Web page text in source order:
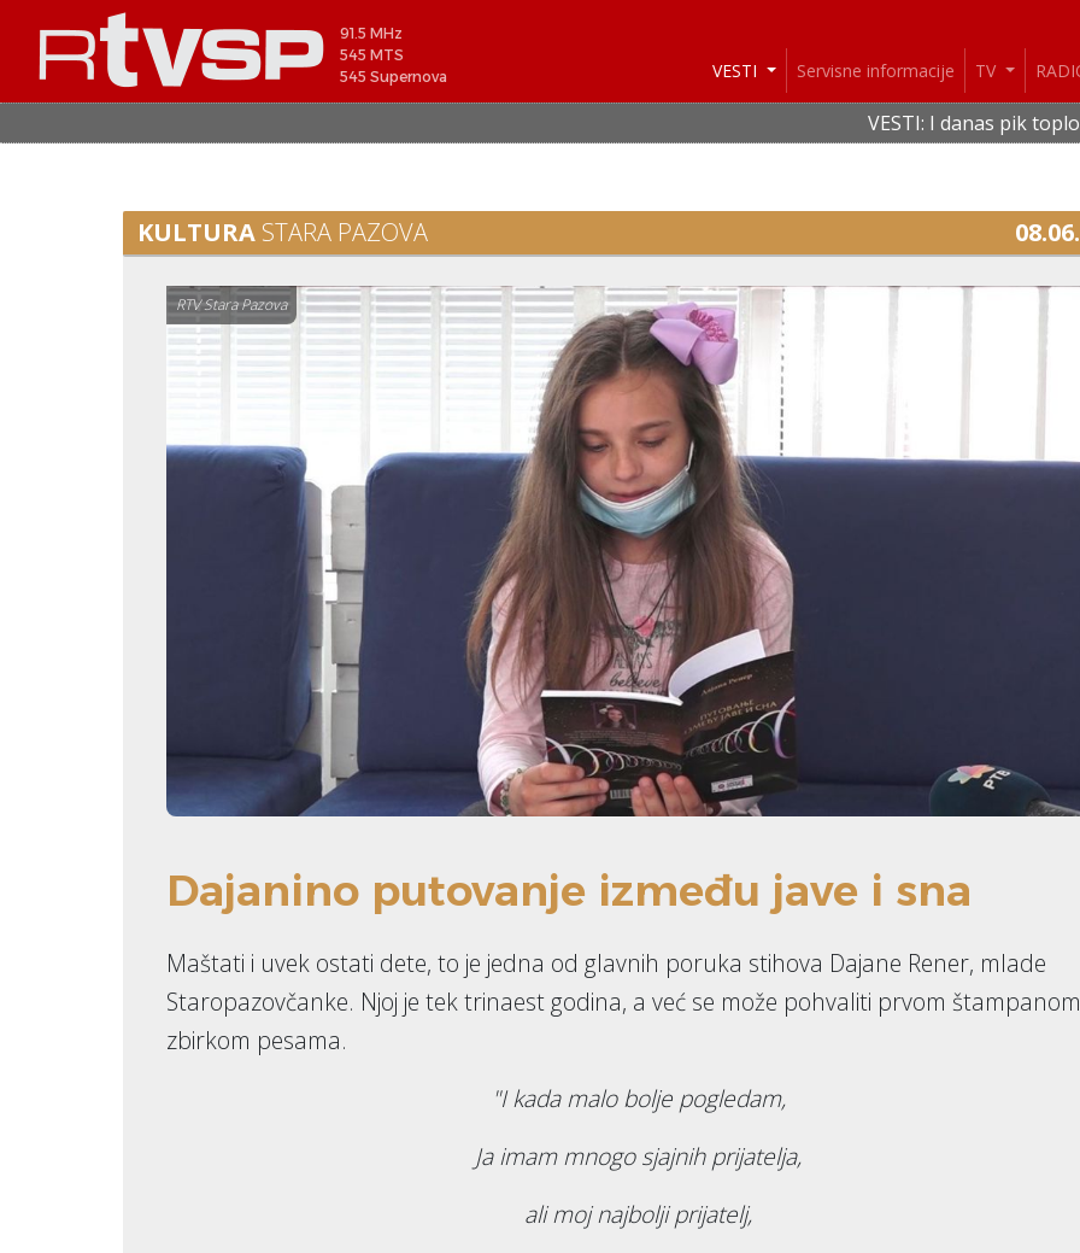
91.5 MHz
545 MTS
545 Supernova
VESTI Servisne informacije TV
VESTI: I danas pik toplotnog
KULTURA STARA PAZOVA
RTV Stara Pazova
Dajanino putovanje između jave i sna
Maštati i uvek ostati dete, to je jedna od glavnih poruka stihova Dajane Rener, mlade
Staropazovčanke. Njoj je tek trinaest godina, a već se može pohvaliti prvom štampanom
zbirkom pesama.
"I kada malo bolje pogledam,
Ja imam mnogo sjajnih prijatelja,
ali moj najbolji prijatelj,